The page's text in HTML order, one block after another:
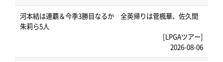
河本結は連覇＆今季3勝目なるか 全英帰りは菅楓華、佐久間
朱莉ら5人
[LPGAツアー]
2026-08-06